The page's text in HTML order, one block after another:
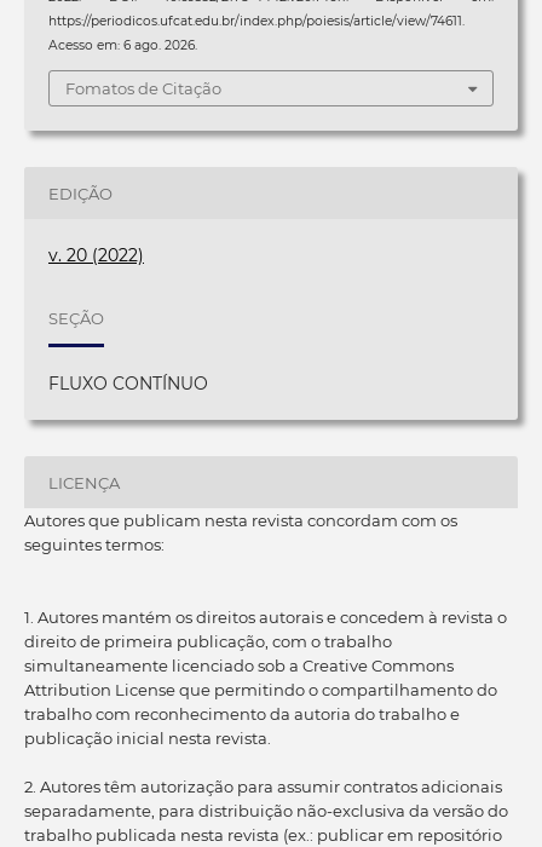
https://periodicos.ufcat.edu.br/index.php/poiesis/article/view/74611.
Acesso em: 6 ago. 2026.
Fomatos de Citação
EDIÇÃO
v. 20 (2022)
SEÇÃO
FLUXO CONTÍNUO
LICENÇA
Autores que publicam nesta revista concordam com os
seguintes termos:
1. Autores mantém os direitos autorais e concedem à revista o
direito de primeira publicação, com o trabalho
simultaneamente licenciado sob a Creative Commons
Attribution License que permitindo o compartilhamento do
trabalho com reconhecimento da autoria do trabalho e
publicação inicial nesta revista.
2. Autores têm autorização para assumir contratos adicionais
separadamente, para distribuição não-exclusiva da versão do
trabalho publicada nesta revista (ex.: publicar em repositório